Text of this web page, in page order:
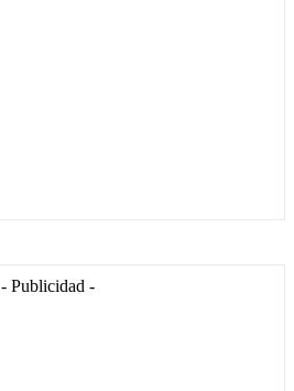
- Publicidad -